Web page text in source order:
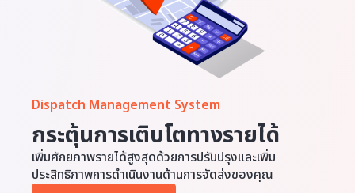
Dispatch Management System
กระตุ้นการเติบโตทางรายได้
เพิ่มศักยภาพรายได้สูงสุดด้วยการปรับปรุงและเพิ่ม
ประสิทธิภาพการดำเนินงานด้านการจัดส่งของคุณ